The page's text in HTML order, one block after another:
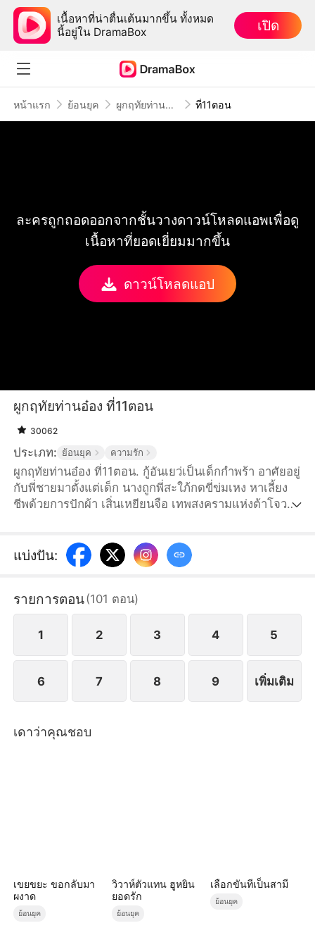
เนื้อหาที่น่าตื่นเต้นมากขึ้น ทั้งหมด
นี้อยู่ใน DramaBox
เปิด
หน้าแรก ย้อนยุค ผูกฤทัยท่านอ๋อง ที่11ตอน
ละครถูกถอดออกจากชั้นวางดาวน์โหลดแอพเพื่อดู
เนื้อหาที่ยอดเยี่ยมมากขึ้น
ดาวน์โหลดแอป
ผูกฤทัยท่านอ๋อง ที่11ตอน
30062
ประเภท: ย้อนยุค ความรัก
ผูกฤทัยท่านอ๋อง ที่11ตอน. กู้อันเยว่เป็นเด็กกำพร้า อาศัยอยู่
กับพี่ชายมาตั้งแต่เด็ก นางถูกพี่สะใภ้กดขี่ข่มเหง หาเลี้ยง
ชีพด้วยการปักผ้า เสิ่นเหยียนจือ เทพสงครามแห่งต้าโจว
อันเยว่ที่ถูกย่ำยีกลับบ้านไปด้วยความคับแค้น ปฏิเสธสิ่ง
ชดเชยจากจวนอ๋อง ไม่กี่เดือนต่อมา ท้องของนางเริ่มโต พี่
นางแต่งงานกับชายเฒ่าวัยหกสิบปีไม่สำเร็จ ก็คิดจะจับนาง
ขังกรงถ่วงน้ำ...
แบ่งปัน:
รายการตอน(101 ตอน)
1 2 3 4 5
6 7 8 9 เพิ่มเติม
เดาว่าคุณชอบ
เขยขยะ ขอกลับมา
ผงาด
ย้อนยุค
วิวาห์ตัวแทน ฮูหยิน
ยอดรัก
ย้อนยุค
เลือกขันทีเป็นสามี
ย้อนยุค